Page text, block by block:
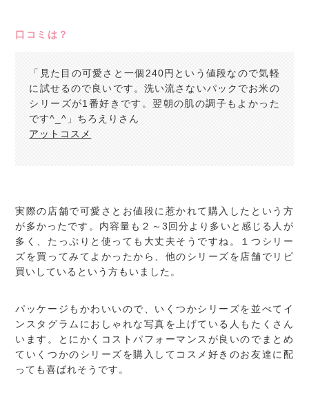
口コミは？
「見た目の可愛さと一個240円という値段なので気軽
に試せるので良いです。洗い流さないパックでお米の
シリーズが1番好きです。翌朝の肌の調子もよかった
です^_^」ちろえりさん
アットコスメ
実際の店舗で可愛さとお値段に惹かれて購入したという方
が多かったです。内容量も２～3回分より多いと感じる人が
多く、たっぷりと使っても大丈夫そうですね。１つシリー
ズを買ってみてよかったから、他のシリーズを店舗でリピ
買いしているという方もいました。
パッケージもかわいいので、いくつかシリーズを並べてイ
ンスタグラムにおしゃれな写真を上げている人もたくさん
います。とにかくコストパフォーマンスが良いのでまとめ
ていくつかのシリーズを購入してコスメ好きのお友達に配
っても喜ばれそうです。